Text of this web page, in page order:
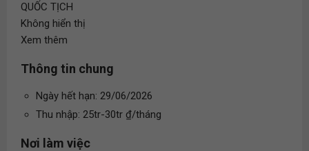
QUỐC TỊCH
Không hiển thị
Xem thêm
Thông tin chung
Ngày hết hạn: 29/06/2026
Thu nhập: 25tr-30tr ₫/tháng
Nơi làm việc